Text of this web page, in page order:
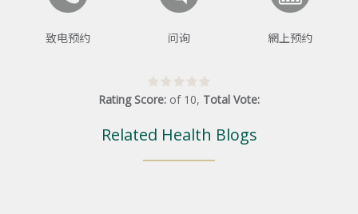
致电预约 问询 網上预约
Rating Score: of 10, Total Vote:
Related Health Blogs